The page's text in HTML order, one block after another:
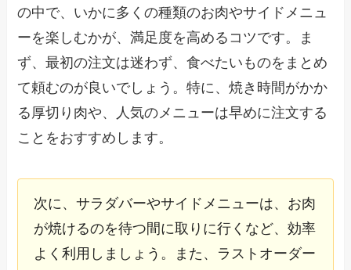
の中で、いかに多くの種類のお肉やサイドメニュ
ーを楽しむかが、満足度を高めるコツです。ま
ず、最初の注文は迷わず、食べたいものをまとめ
て頼むのが良いでしょう。特に、焼き時間がかか
る厚切り肉や、人気のメニューは早めに注文する
ことをおすすめします。
次に、サラダバーやサイドメニューは、お肉
が焼けるのを待つ間に取りに行くなど、効率
よく利用しましょう。また、ラストオーダー